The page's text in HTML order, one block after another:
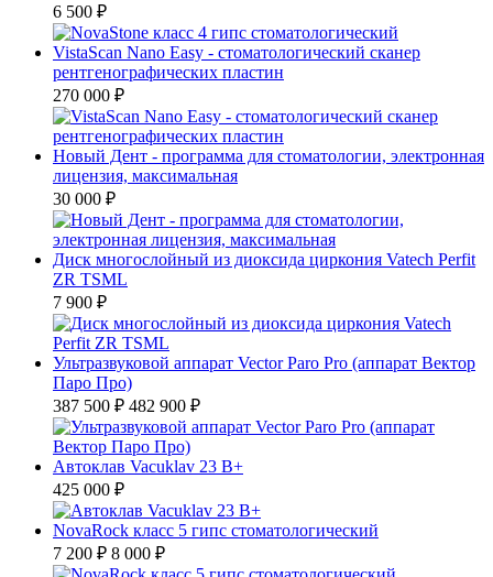
6 500 ₽
VistaScan Nano Easy - стоматологический сканер
рентгенографических пластин
270 000 ₽
Новый Дент - программа для стоматологии, электронная
лицензия, максимальная
30 000 ₽
Диск многослойный из диоксида циркония Vatech Perfit
ZR TSML
7 900 ₽
Ультразвуковой аппарат Vector Paro Pro (аппарат Вектор
Паро Про)
387 500 ₽ 482 900 ₽
Автоклав Vacuklav 23 B+
425 000 ₽
NovaRock класс 5 гипс стоматологический
7 200 ₽ 8 000 ₽